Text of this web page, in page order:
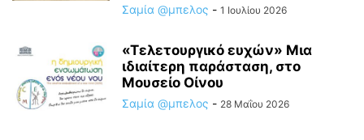
Σαμία @μπελος - 1 Ιουλίου 2026
«Τελετουργικό ευχών» Μια
ιδιαίτερη παράσταση, στο
Μουσείο Οίνου
Σαμία @μπελος - 28 Μαΐου 2026